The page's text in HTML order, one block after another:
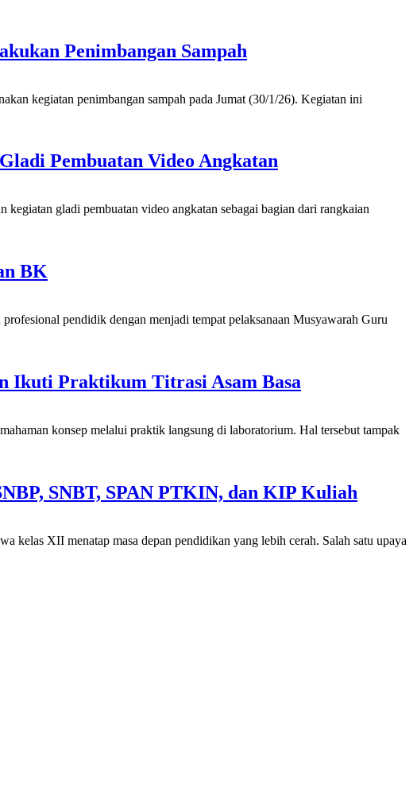
Penimbangan Sampah
kegiatan penimbangan sampah pada Jumat (30/1/26). Kegiatan ini
Pembuatan Video Angkatan
gladi pembuatan video angkatan sebagai bagian dari rangkaian
BK
pendidik dengan menjadi tempat pelaksanaan Musyawarah Guru
Ikuti Praktikum Titrasi Asam Basa
konsep melalui praktik langsung di laboratorium. Hal tersebut tampak
SNBT, SPAN PTKIN, dan KIP Kuliah
XII menatap masa depan pendidikan yang lebih cerah. Salah satu upaya